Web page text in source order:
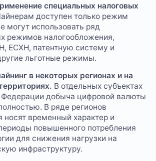
специальных налоговых
доступен только режим
могут использовать ряд
режимов налогообложения,
ЕСХН, патентную систему и
льготные режимы.
в некоторых регионах и на
В отдельных субъектах
Федерации добыча цифровой валюты
В ряде регионов
носят временный характер и
повышенного потребления
для снижения нагрузки на
инфраструктуру.